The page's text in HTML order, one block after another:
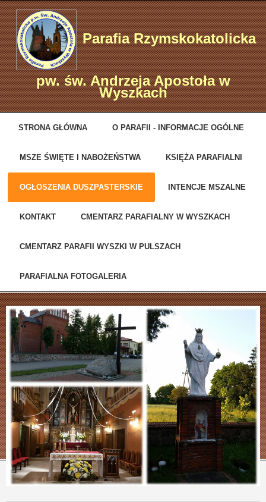
Parafia Rzymskokatolicka
pw. św. Andrzeja Apostoła w
Wyszkach
STRONA GŁÓWNA O PARAFII - INFORMACJE OGÓLNE
MSZE ŚWIĘTE I NABOŻEŃSTWA KSIĘŻA PARAFIALNI
OGŁOSZENIA DUSZPASTERSKIE INTENCJE MSZALNE
KONTAKT CMENTARZ PARAFIALNY W WYSZKACH
CMENTARZ PARAFII WYSZKI W PULSZACH
PARAFIALNA FOTOGALERIA